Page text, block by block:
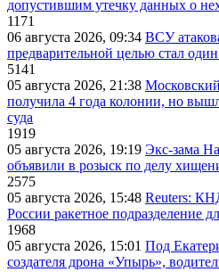
допустившим утечку данных о
1171
06 августа 2026, 09:34 ВСУ
предварительной целью стал
5141
05 августа 2026, 21:38
получила 4 года колонии, но
суда
1919
05 августа 2026, 19:19 Экс-зама
объявили в розыск по делу
2575
05 августа 2026, 15:48 Reuters:
России ракетное подразделение
1968
05 августа 2026, 15:01 Под
создателя дрона «Упырь»,